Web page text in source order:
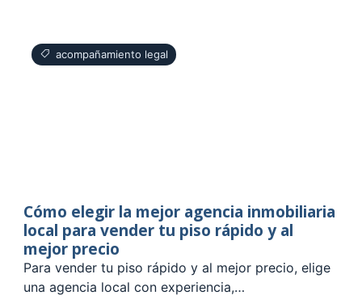
acompañamiento legal
Cómo elegir la mejor agencia inmobiliaria
local para vender tu piso rápido y al
mejor precio
Para vender tu piso rápido y al mejor precio, elige
una agencia local con experiencia,…